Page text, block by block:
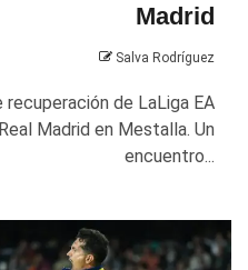
Madrid
Salva Rodríguez
de LaLiga EA
Madrid en Mestalla. Un
encuentro...